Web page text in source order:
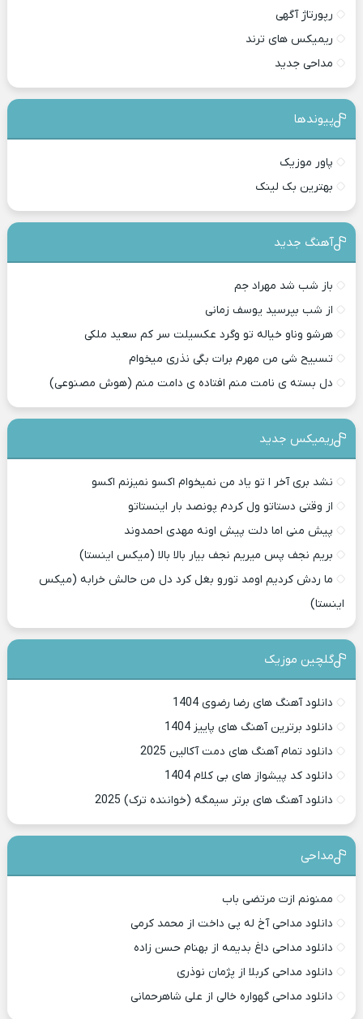
رپورتاژ آگهی
ریمیکس های ترند
مداحی جدید
پیوندها
پاور موزیک
بهترین بک لینک
آهنگ جدید
باز شب شد مهراد جم
از شب بپرسید یوسف زمانی
هرشو وناو خیاله تو وگرد عکسیلت سر کم سعید ملکی
تسبیح شی من مهرم برات بگی نذری میخوام
دل بسته ی نامت منم افتاده ی دامت منم (هوش مصنوعی)
ریمیکس جدید
نشد بری آخر ا تو یاد من نمیخوام اکسو نمیزنم اکسو
از وقتی دستاتو ول کردم پونصد بار اینستاتو
پیش منی اما دلت پیش اونه مهدی احمدوند
بریم نجف پس میریم نجف بیار بالا بالا (میکس اینستا)
ما ردش کردیم اومد تورو بغل کرد دل من حالش خرابه (میکس
اینستا)
گلچین موزیک
دانلود آهنگ های رضا رضوی 1404
دانلود برترین آهنگ های پاییز 1404
دانلود تمام آهنگ های دمت آکالین 2025
دانلود کد پیشواز های بی کلام 1404
دانلود آهنگ های برتر سیمگه (خواننده ترک) 2025
مداحی
ممنونم ازت مرتضی باب
دانلود مداحی آخ له پی داخت از محمد کرمی
دانلود مداحی داغ بدیمه از بهنام حسن زاده
دانلود مداحی کربلا از پژمان نوذری
دانلود مداحی گهواره خالی از علی شاهرحمانی